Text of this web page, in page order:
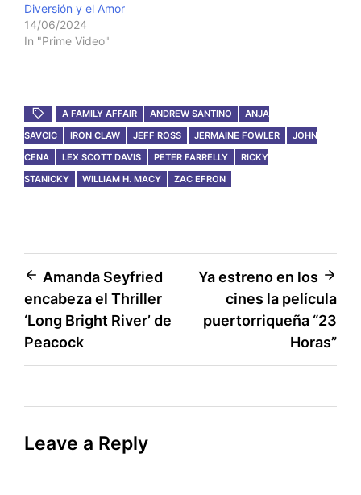
Diversión y el Amor
14/06/2024
In "Prime Video"
A FAMILY AFFAIR ANDREW SANTINO
ANJA
SAVCIC
IRON CLAW JEFF ROSS JERMAINE FOWLER
JOHN
CENA
LEX SCOTT DAVIS PETER FARRELLY
RICKY
STANICKY
WILLIAM H. MACY ZAC EFRON
Post
navigation
Amanda Seyfried
encabeza el Thriller
‘Long Bright River’ de
Peacock
Ya estreno en los
cines la película
puertorriqueña “23
Horas”
Leave a Reply